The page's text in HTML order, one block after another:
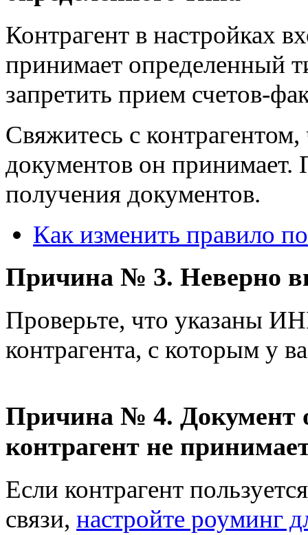
Контрагент в настройках
принимает определенный
запретить прием счетов-
Свяжитесь с
документов он принимает.
получения документов.
Как изменить правило
Причина № 3. Неверно
Проверьте, что указаны
контрагента, с которым у
Причина № 4. Документ
контрагент не
Если контрагент
связи, настройте роуминг